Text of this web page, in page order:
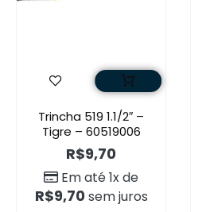
Trincha 519 1.1/2″ –
Tigre – 60519006
R$9,70
Em até 1x de
R$9,70 sem juros